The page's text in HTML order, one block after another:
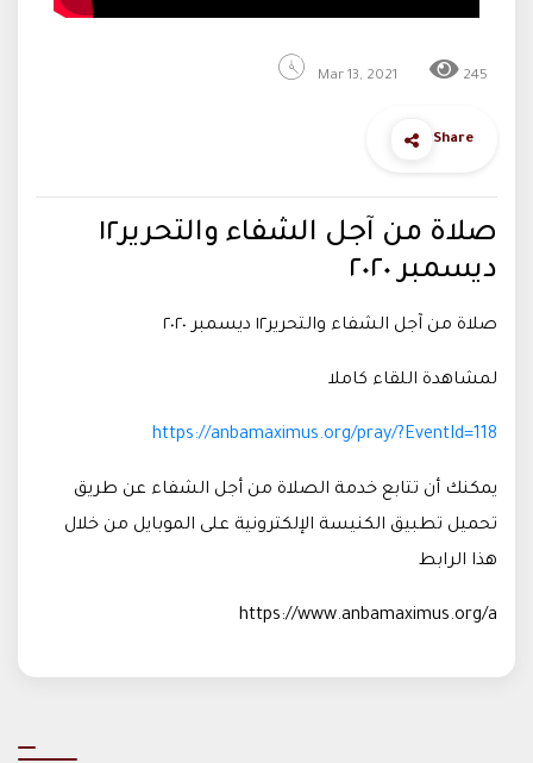
Mar 13, 2021 245
Share
صلاة من آجل الشفاء والتحرير١٢
ديسمبر ٢٠٢٠
صلاة من آجل الشفاء والتحرير١٢ ديسمبر ٢٠٢٠
لمشاهدة اللقاء كاملا
https://anbamaximus.org/pray/?EventId=118
يمكنك أن تتابع خدمة الصلاة من أجل الشفاء عن طريق
تحميل تطبيق الكنيسة الإلكترونية على الموبايل من خلال
هذا الرابط
https://www.anbamaximus.org/a